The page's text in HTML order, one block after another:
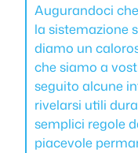
Augurandoci
la sistemazione
diamo un
che siamo a
seguito alcune
rivelarsi utili
semplici regole
piacevole